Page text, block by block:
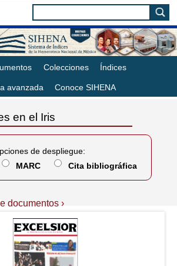
Colecciones Índices
avanzada Conoce SIHENA
en el Iris
documentos ›
de despliegue:
MARC Cita bibliográfica